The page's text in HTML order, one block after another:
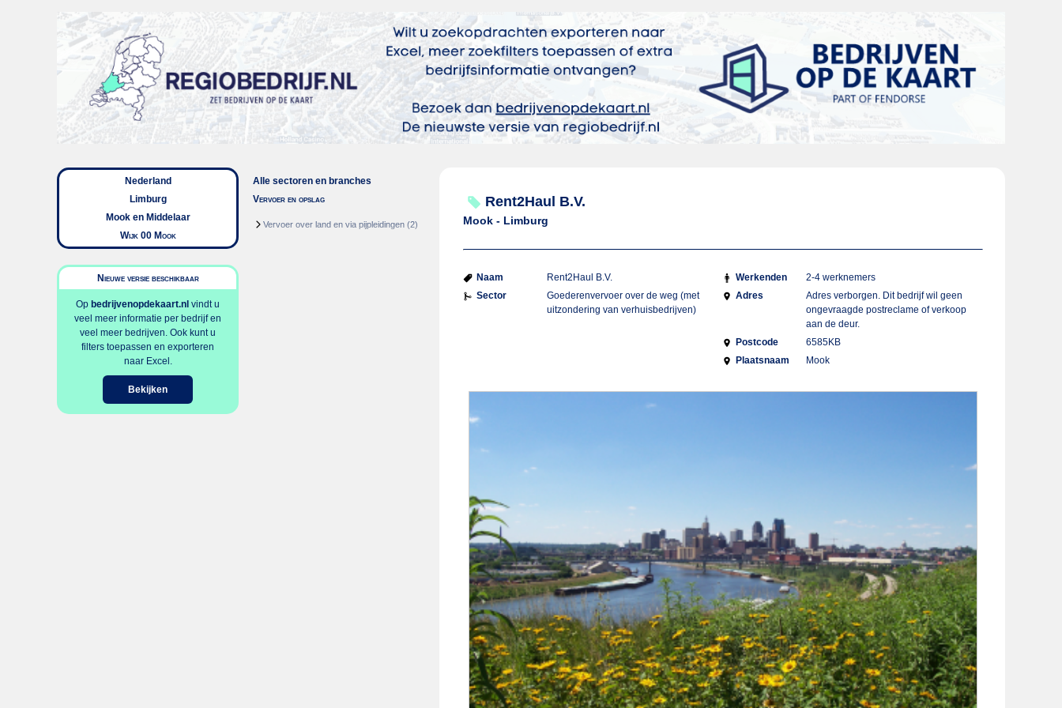
Nederland
Limburg
Mook en Middelaar
Wijk 00 Mook
Nieuwe versie beschikbaar
Op bedrijvenopdekaart.nl vindt u
veel meer informatie per bedrijf en
veel meer bedrijven. Ook kunt u
filters toepassen en exporteren
naar Excel.
Bekijken
Alle sectoren en branches
Vervoer en opslag
Vervoer over land en via pijpleidingen (2)
Rent2Haul B.V.
Mook - Limburg
Naam
Rent2Haul B.V.
Sector
Goederenvervoer over de weg (met
uitzondering van verhuisbedrijven)
Werkenden
2-4 werknemers
Adres
Adres verborgen. Dit bedrijf wil geen
ongevraagde postreclame of verkoop
aan de deur.
Postcode
6585KB
Plaatsnaam
Mook